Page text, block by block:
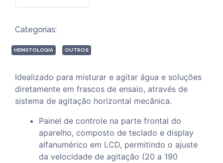
Categorias:
HEMATOLOGIA OUTROS
Idealizado para misturar e agitar água e soluções
diretamente em frascos de ensaio, através de
sistema de agitação horizontal mecânica.
Painel de controle na parte frontal do
aparelho, composto de teclado e display
alfanumérico em LCD, permitindo o ajuste
da velocidade de agitação (20 a 190